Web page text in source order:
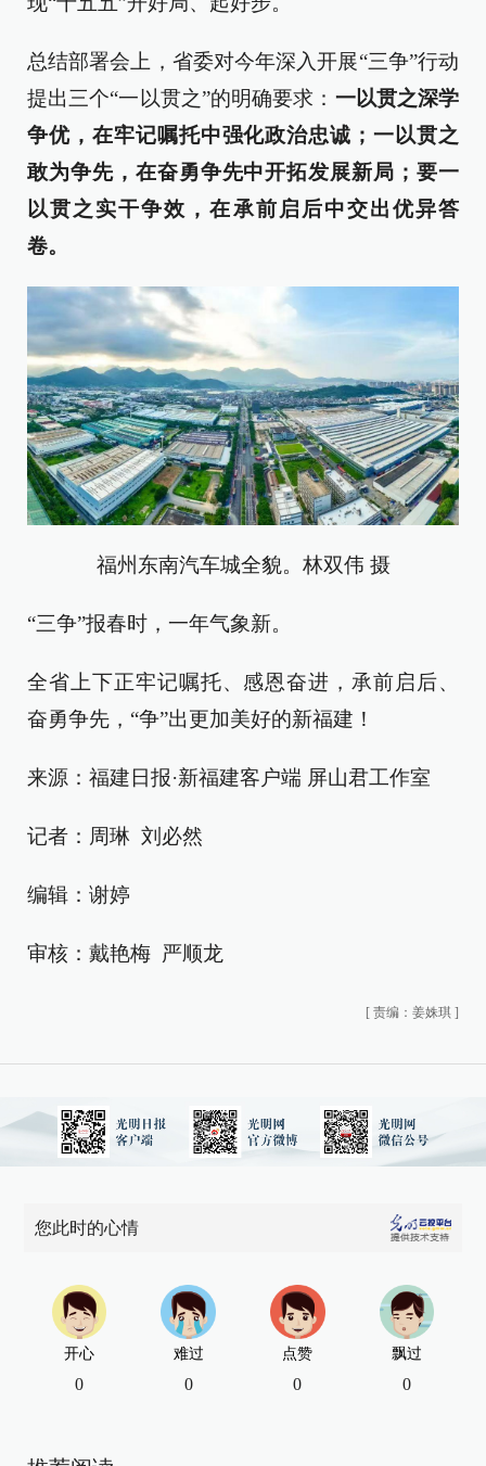
总结部署会上，省委对今年深入开展“三争”行动
提出三个“一以贯之”的明确要求： 一以贯之深学
争优，在牢记嘱托中强化政治忠诚；一以贯之
敢为争先，在奋勇争先中开拓发展新局；要一
以贯之实干争效，在承前启后中交出优异答
卷。
福州东南汽车城全貌。林双伟 摄
“三争”报春时，一年气象新。
全省上下正牢记嘱托、感恩奋进，承前启后、
奋勇争先，“争”出更加美好的新福建！
来源：福建日报·新福建客户端 屏山君工作室
记者：周琳 刘必然
编辑：谢婷
审核：戴艳梅 严顺龙
[ 责编：姜姝琪 ]
您此时的心情
开心
0
难过
0
点赞
0
飘过
0